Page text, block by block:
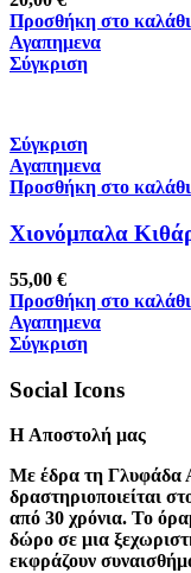
Προσθήκη στο καλάθι
Αγαπημενα
Σύγκριση
Σύγκριση
Αγαπημενα
Προσθήκη στο καλάθι
Χιονόμπαλα
55,00 €
Προσθήκη στο καλάθι
Αγαπημενα
Σύγκριση
Social Icons
H Αποστολή μας
Με έδρα τη Γλυφάδα
δραστηριοποιείται
από 30 χρόνια. Το
δώρο σε μια
εκφράζουν